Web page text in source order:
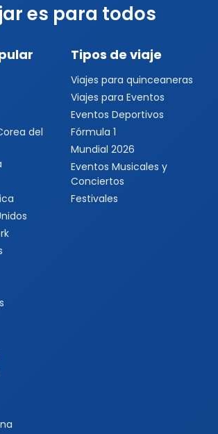
es para todos
del
Tipos de viaje
Viajes para quinceaneras
Viajes para Eventos
Eventos Deportivos
Fórmula 1
Mundial 2026
Eventos Musicales y
Conciertos
Festivales